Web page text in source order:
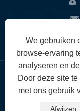
Copyright © 2024
yogakleding,
We gebruiken
browse-ervaring
analyseren en
Door deze site
met ons gebruik
Afwijzen